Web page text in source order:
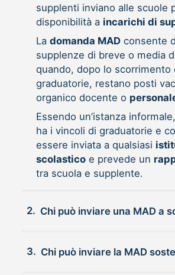
supplenti inviano alle scuole
disponibilità a incarichi di
La domanda MADconsente
supplenze di breve o media
quando, dopo lo scorrimento
graduatorie, restano posti
organico docente o
Essendo un’istanza
ha i vincoli di graduatorie e
essere inviata a qualsiasi
scolasticoe prevede un
tra scuola e supplente.
2. Chi
3. Chi può inviare la MAD